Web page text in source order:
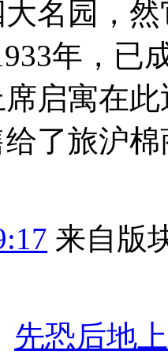
名园，
年，已成
启寓在
了旅沪
来自版
先恐后地